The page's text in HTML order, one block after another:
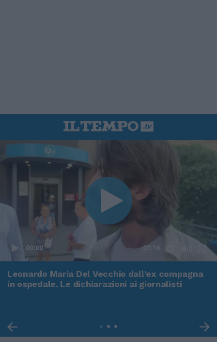
00:00 01:16
Leonardo Maria Del Vecchio dall'ex compagna
in ospedale. Le dichiarazioni ai giornalisti